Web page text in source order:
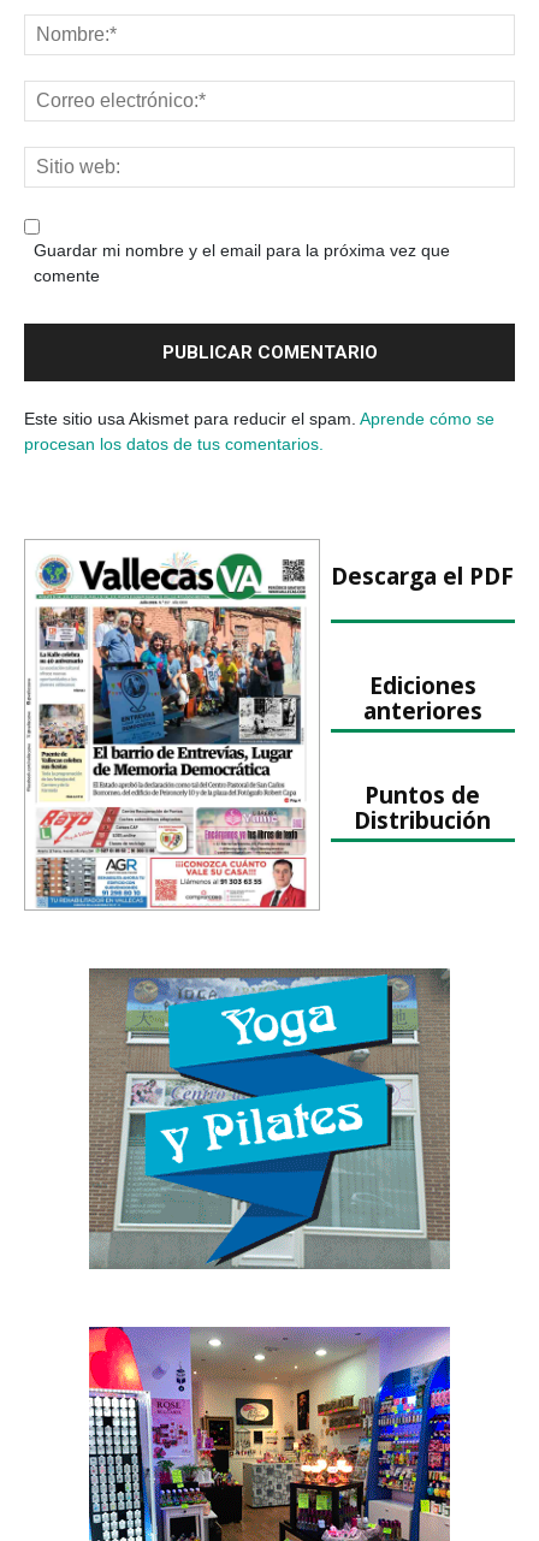
Guardar mi nombre y el email para la próxima vez que
comente
Este sitio usa Akismet para reducir el spam. Aprende cómo se
procesan los datos de tus comentarios.
Descarga el PDF
Ediciones
anteriores
Puntos de
Distribución